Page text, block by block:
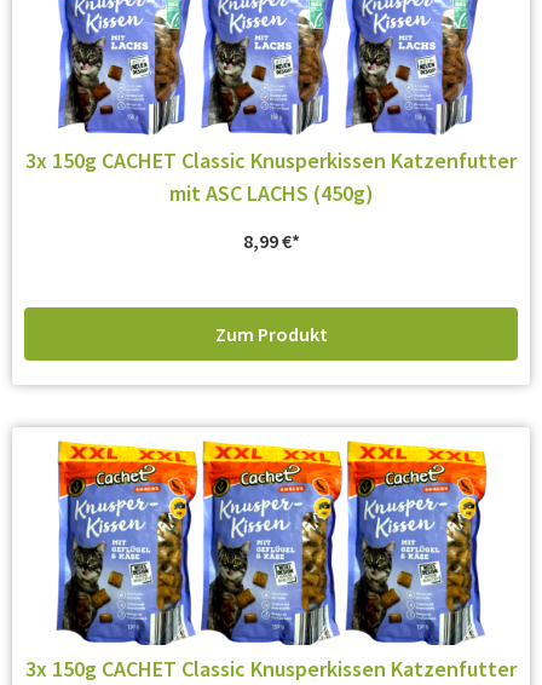
3x 150g CACHET Classic Knusperkissen Katzenfutter
mit ASC LACHS (450g)
8,99€
Zum Produkt
3x 150g CACHET Classic Knusperkissen Katzenfutter